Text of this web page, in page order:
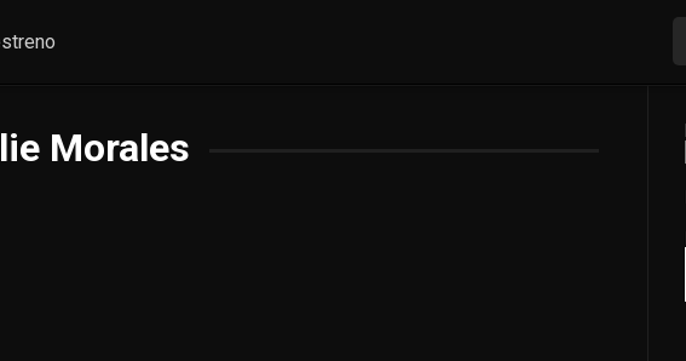
Morales